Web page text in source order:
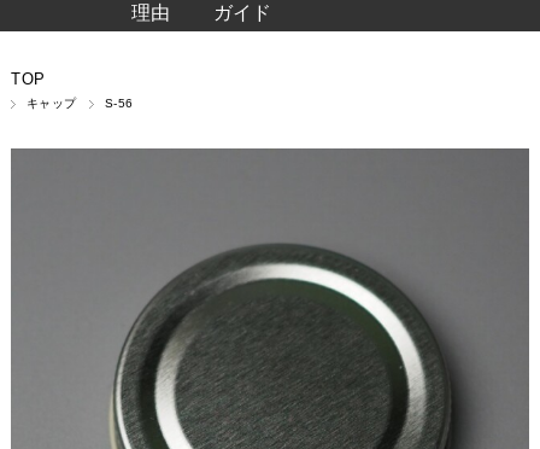
理由
ガイド
TOP
キャップ S-56